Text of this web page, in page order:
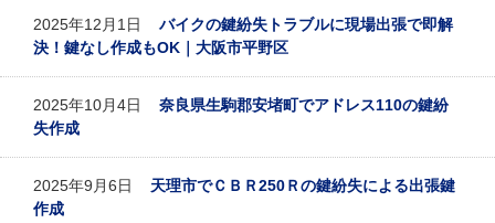
2025年12月1日 バイクの鍵紛失トラブルに現場出張で即解
決！鍵なし作成もOK｜大阪市平野区
2025年10月4日 奈良県生駒郡安堵町でアドレス110の鍵紛
失作成
2025年9月6日 天理市でＣＢＲ250Ｒの鍵紛失による出張鍵
作成